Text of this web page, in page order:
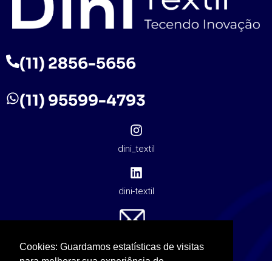
(11) 2856-5656
(11) 95599-4793
dini_textil
dini-textil
contato@dinitextil.com.br
Cookies: Guardamos estatísticas de visitas